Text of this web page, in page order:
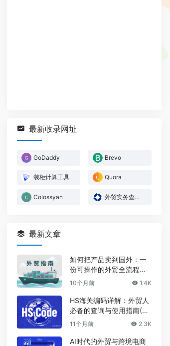
最新收录网址
GoDaddy Brevo
装柜计算工具 Quora
Colossyan 外贸实务查询-商务部
最新文章
如何把产品卖到国外：一
份可操作的外贸全流程指
南2025
10个月前 1.4K
HS海关编码详解：外贸人
必备的查询与使用指南(20
25)
11个月前 2.3K
AI时代的外贸与跨境电商